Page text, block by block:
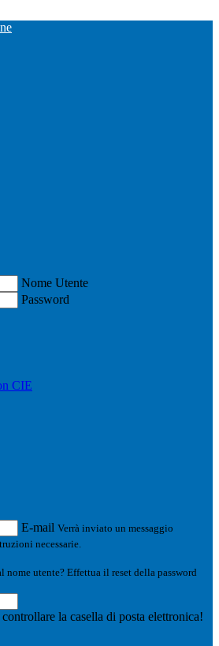
Nome Utente
Password
CIE
E-mail Verrà inviato un messaggio
necessarie.
nome utente? Effettua il reset della password
la casella di posta elettronica!